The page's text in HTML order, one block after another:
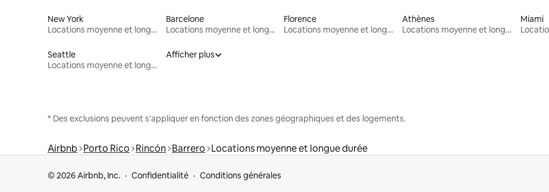
New York
Locations moyenne et longue durée
Barcelone
Locations moyenne et longue durée
Florence
Locations moyenne et longue durée
Athènes
Locations moyenne et longue durée
Miami
Seattle
Locations moyenne et longue durée
Afficher plus
* Des exclusions peuvent s'appliquer en fonction des zones géographiques et des logements.
Airbnb Porto Rico Rincón Barrero Locations moyenne et longue durée
© 2026 Airbnb, Inc. Confidentialité Conditions générales